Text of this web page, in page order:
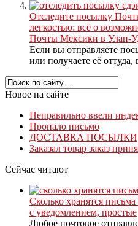
Отследите посылку
легкостью: всё о
Почты Мексики в Улан-
Если вы отправляете
или получаете её оттуда,
Новое на сайте
Неправильно ввели
Пропало письмо
ДОСТАВКА ПОСЫЛКИ
Заказал товар заказ
Сейчас читают
Сколько хранятся
с уведомлением, простые
Любое почтовое